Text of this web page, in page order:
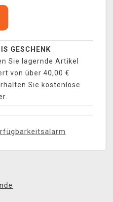
GESCHENK
Sie lagernde Artikel
von über 40,00 €
Sie kostenlose